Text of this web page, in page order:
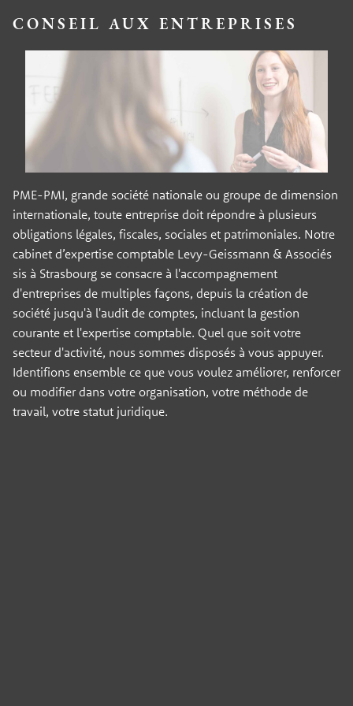
CONSEIL AUX ENTREPRISES
PME-PMI, grande société nationale ou groupe de dimension
internationale, toute entreprise doit répondre à plusieurs
obligations légales, fiscales, sociales et patrimoniales. Notre
cabinet d’expertise comptable Levy-Geissmann & Associés
sis à Strasbourg se consacre à l'accompagnement
d'entreprises de multiples façons, depuis la création de
société jusqu'à l'audit de comptes, incluant la gestion
courante et l'expertise comptable. Quel que soit votre
secteur d'activité, nous sommes disposés à vous appuyer.
Identifions ensemble ce que vous voulez améliorer, renforcer
ou modifier dans votre organisation, votre méthode de
travail, votre statut juridique.